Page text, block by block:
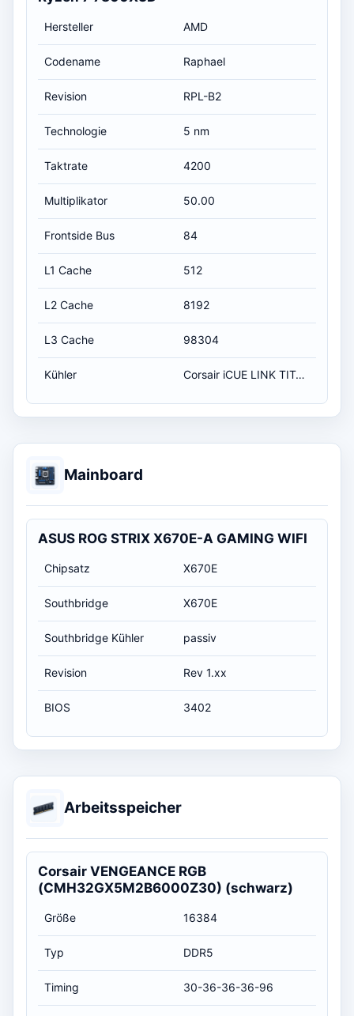
Hersteller AMD
Codename Raphael
Revision RPL-B2
Technologie 5 nm
Taktrate 4200
Multiplikator 50.00
Frontside Bus 84
L1 Cache 512
L2 Cache 8192
L3 Cache 98304
Kühler Corsair iCUE LINK TITAN 360 RX LCD (weiß)
Mainboard
ASUS ROG STRIX X670E-A GAMING WIFI
Chipsatz X670E
Southbridge X670E
Southbridge Kühler passiv
Revision Rev 1.xx
BIOS 3402
Arbeitsspeicher
Corsair VENGEANCE RGB
(CMH32GX5M2B6000Z30) (schwarz)
Größe 16384
Typ DDR5
Timing 30-36-36-36-96